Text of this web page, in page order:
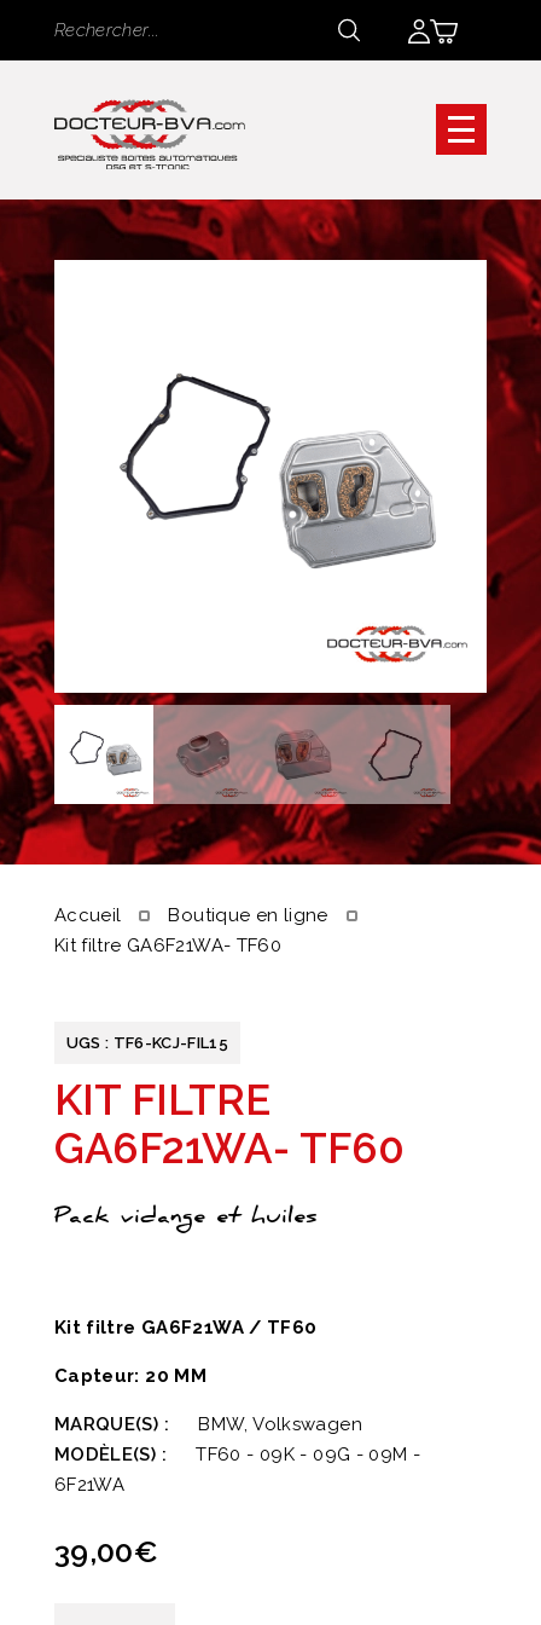
Rechercher
Rechercher
Accueil
Boutique en ligne
Kit filtre GA6F21WA- TF60
UGS : TF6-KCJ-FIL15
KIT FILTRE
GA6F21WA- TF60
Pack vidange et huiles
Kit filtre GA6F21WA / TF60
Capteur: 20 MM
MARQUE(S) :
BMW, Volkswagen
MODÈLE(S) :
TF60 - 09K - 09G - 09M -
6F21WA
39,00€